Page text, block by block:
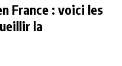
France : voici les
la